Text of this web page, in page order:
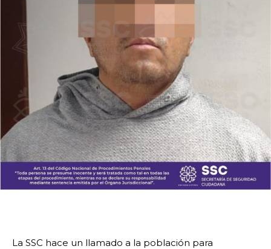
La SSC hace un llamado a la población para